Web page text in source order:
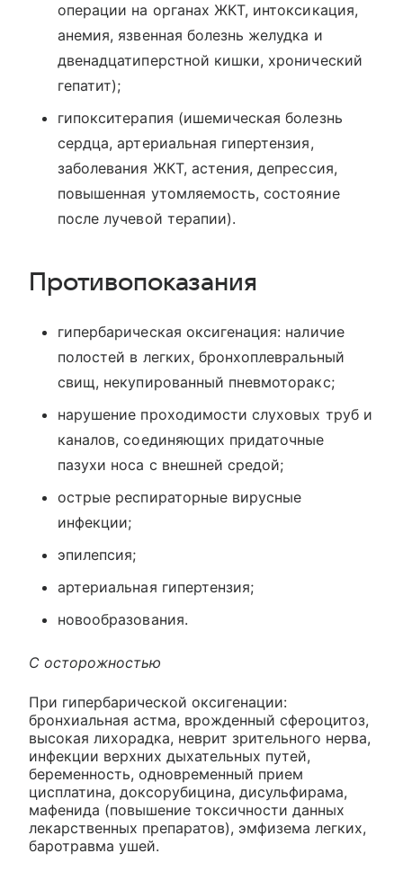
операции на органах ЖКТ, интоксикация,
анемия, язвенная болезнь желудка и
двенадцатиперстной кишки, хронический
гепатит);
гипокситерапия (ишемическая болезнь
сердца, артериальная гипертензия,
заболевания ЖКТ, астения, депрессия,
повышенная утомляемость, состояние
после лучевой терапии).
Противопоказания
гипербарическая оксигенация: наличие
полостей в легких, бронхоплевральный
свищ, некупированный пневмоторакс;
нарушение проходимости слуховых труб и
каналов, соединяющих придаточные
пазухи носа с внешней средой;
острые респираторные вирусные
инфекции;
эпилепсия;
артериальная гипертензия;
новообразования.
С осторожностью
При гипербарической оксигенации:
бронхиальная астма, врожденный сфероцитоз,
высокая лихорадка, неврит зрительного нерва,
инфекции верхних дыхательных путей,
беременность, одновременный прием
цисплатина, доксорубицина, дисульфирама,
мафенида (повышение токсичности данных
лекарственных препаратов), эмфизема легких,
баротравма ушей.